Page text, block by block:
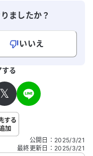
ましたか？
いいえ
やご自身の病気の詳細な
る
𝕏
公開日 ： 2025/3/21
最終更新日 ： 2025/3/21